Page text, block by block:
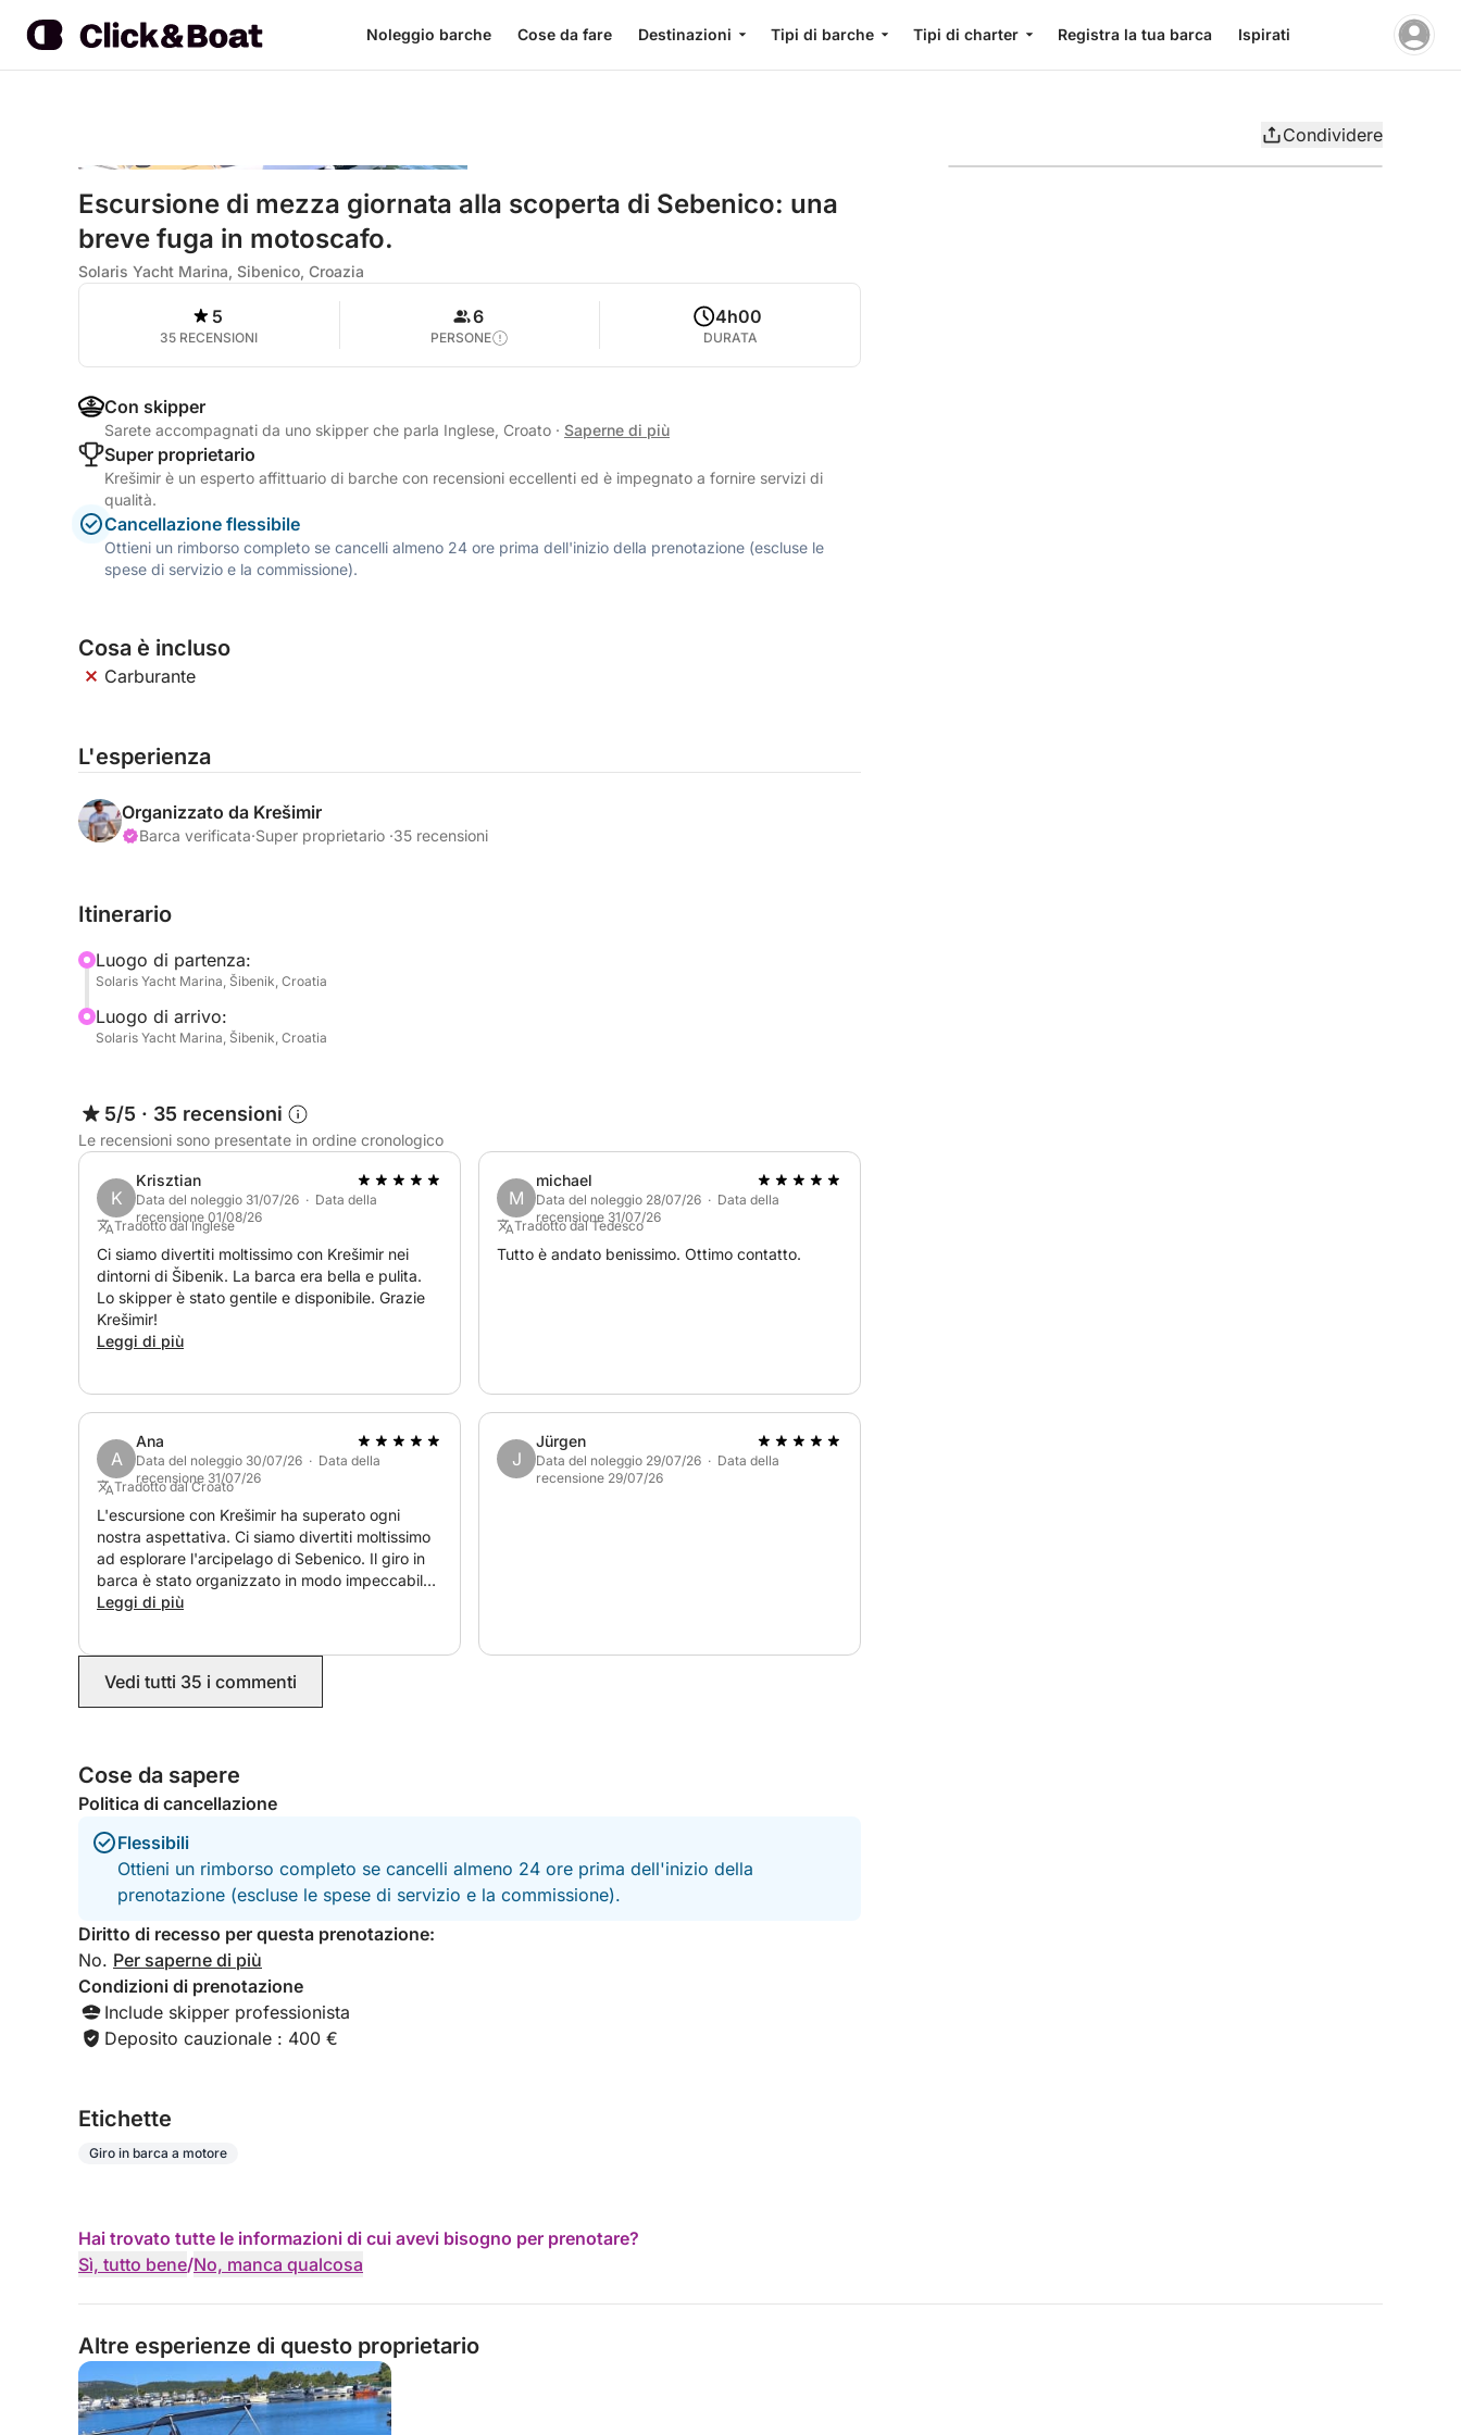
Noleggio barche Cose da fare Destinazioni Tipi di barche Tipi di charter Registra la tua barca Ispirati
Condividere
Escursione di mezza giornata alla scoperta di Sebenico: una
breve fuga in motoscafo.
Solaris Yacht Marina, Sibenico, Croazia
5
35 RECENSIONI
6
PERSONE
4h00
DURATA
Con skipper
Sarete accompagnati da uno skipper che parla Inglese, Croato · Saperne di più
Super proprietario
Krešimir è un esperto affittuario di barche con recensioni eccellenti ed è impegnato a fornire servizi di
qualità.
Cancellazione flessibile
Ottieni un rimborso completo se cancelli almeno 24 ore prima dell'inizio della prenotazione (escluse le
spese di servizio e la commissione).
Cosa è incluso
Carburante
L'esperienza
Organizzato da Krešimir
Barca verificata·Super proprietario ·35 recensioni
Itinerario
Luogo di partenza:
Solaris Yacht Marina, Šibenik, Croatia
Luogo di arrivo:
Solaris Yacht Marina, Šibenik, Croatia
5/5 · 35 recensioni
Le recensioni sono presentate in ordine cronologico
K
Krisztian
Data del noleggio 31/07/26 · Data della
recensione 01/08/26
Tradotto dal Inglese
Ci siamo divertiti moltissimo con Krešimir nei
dintorni di Šibenik. La barca era bella e pulita.
Lo skipper è stato gentile e disponibile. Grazie
Krešimir!
Leggi di più
M
michael
Data del noleggio 28/07/26 · Data della
recensione 31/07/26
Tradotto dal Tedesco
Tutto è andato benissimo. Ottimo contatto.
A
Ana
Data del noleggio 30/07/26 · Data della
recensione 31/07/26
Tradotto dal Croato
L'escursione con Krešimir ha superato ogni
nostra aspettativa. Ci siamo divertiti moltissimo
ad esplorare l'arcipelago di Sebenico. Il giro in
barca è stato organizzato in modo impeccabile,
la barca era pulita, comoda e perfetta per
Leggi di più
J
Jürgen
Data del noleggio 29/07/26 · Data della
recensione 29/07/26
Vedi tutti 35 i commenti
Cose da sapere
Politica di cancellazione
Flessibili
Ottieni un rimborso completo se cancelli almeno 24 ore prima dell'inizio della
prenotazione (escluse le spese di servizio e la commissione).
Diritto di recesso per questa prenotazione:
No. Per saperne di più
Condizioni di prenotazione
Include skipper professionista
Deposito cauzionale : 400 €
Etichette
Giro in barca a motore
Hai trovato tutte le informazioni di cui avevi bisogno per prenotare?
Sì, tutto bene/No, manca qualcosa
Altre esperienze di questo proprietario